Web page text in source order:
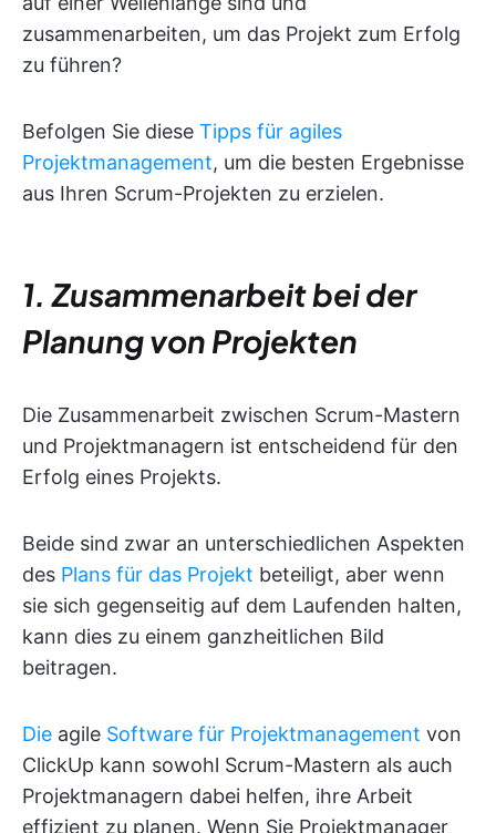
zusammenarbeiten, um das Projekt zum Erfolg
zu führen?
Befolgen Sie diese Tipps für agiles
Projektmanagement, um die besten Ergebnisse
aus Ihren Scrum-Projekten zu erzielen.
1. Zusammenarbeit bei der
Planung von Projekten
Die Zusammenarbeit zwischen Scrum-Mastern
und Projektmanagern ist entscheidend für den
Erfolg eines Projekts.
Beide sind zwar an unterschiedlichen Aspekten
des Plans für das Projekt beteiligt, aber wenn
sie sich gegenseitig auf dem Laufenden halten,
kann dies zu einem ganzheitlichen Bild
beitragen.
Die agile Software für Projektmanagement von
ClickUp kann sowohl Scrum-Mastern als auch
Projektmanagern dabei helfen, ihre Arbeit
effizient zu planen. Wenn Sie Projektmanager